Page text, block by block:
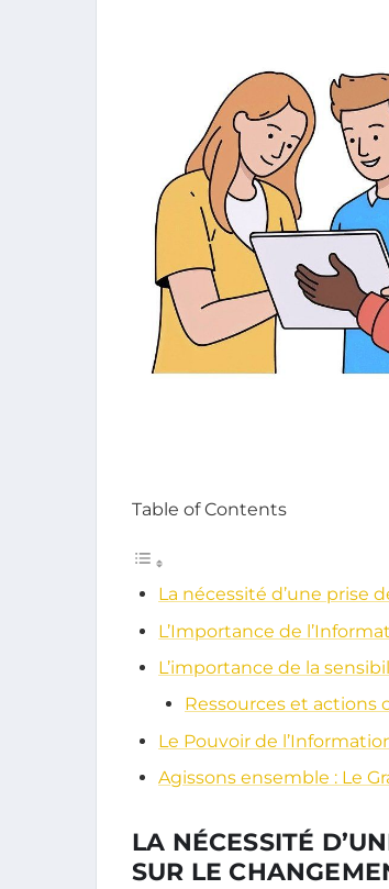
Table of Contents
La nécessité d’une prise
L’Importance de
L’importance de la
Ressources et actions
Le Pouvoir de
Agissons ensemble : Le
LA NÉCESSITÉ
SUR LE